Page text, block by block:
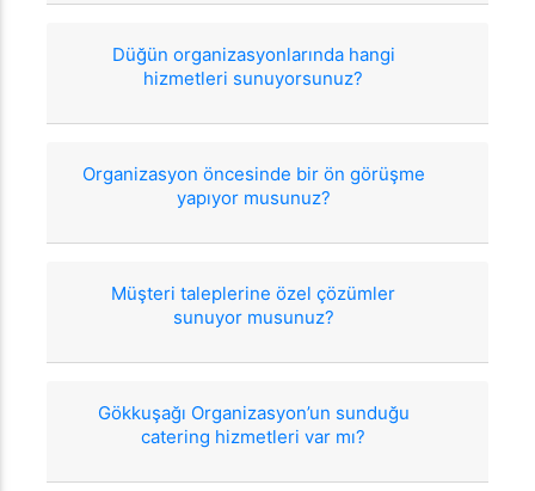
Düğün organizasyonlarında hangi
hizmetleri sunuyorsunuz?
Organizasyon öncesinde bir ön görüşme
yapıyor musunuz?
Müşteri taleplerine özel çözümler
sunuyor musunuz?
Gökkuşağı Organizasyon’un sunduğu
catering hizmetleri var mı?